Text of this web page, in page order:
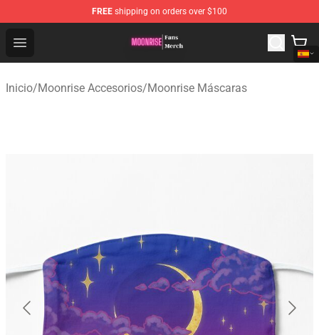
FREE shipping on orders over $100
Open menu
Moonrise Store - Official Moonrise Merchandise Shop
Inicio/Moonrise Accesorios/Moonrise Máscaras